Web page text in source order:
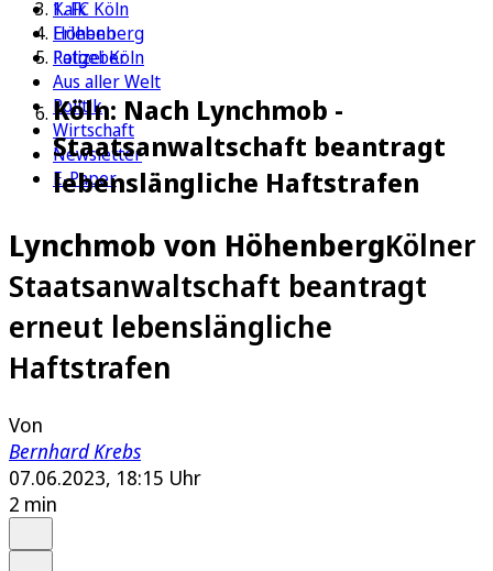
1. FC Köln
Erleben
Ratgeber
Aus aller Welt
Politik
Wirtschaft
Newsletter
E-Paper
Kalk
Höhenberg
Polizei Köln
Köln: Nach Lynchmob -
Staatsanwaltschaft beantragt
lebenslängliche Haftstrafen
Lynchmob von HöhenbergKölner
Staatsanwaltschaft beantragt
erneut lebenslängliche
Haftstrafen
Von
Bernhard Krebs
07.06.2023, 18:15 Uhr
2 min